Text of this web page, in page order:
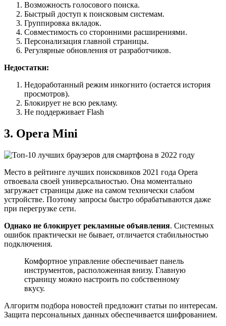
Возможность голосового поиска.
Быстрый доступ к поисковым системам.
Группировка вкладок.
Совместимость со сторонними расширениями.
Персонализация главной страницы.
Регулярные обновления от разработчиков.
Недостатки:
Недоработанный режим инкогнито (остается история
просмотров).
Блокирует не всю рекламу.
Не поддерживает Flash
3. Opera Mini
Место в рейтинге лучших поисковиков 2021 года Opera
отвоевала своей универсальностью. Она моментально
загружает страницы даже на самом технически слабом
устройстве. Поэтому запросы быстро обрабатываются даже
при перегрузке сети.
Однако не блокирует рекламные объявления. Системных
ошибок практически не бывает, отличается стабильностью
подключения.
Комфортное управление обеспечивает панель
инструментов, расположенная внизу. Главную
страницу можно настроить по собственному
вкусу.
Алгоритм подбора новостей предложит статьи по интересам.
Защита персональных данных обеспечивается шифрованием.